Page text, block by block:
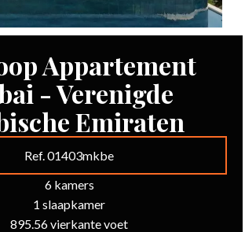
Appartement
- Verenigde
Emiraten
Ref. 01403mkbe
6 kamers
1 slaapkamer
895.56 vierkante voet